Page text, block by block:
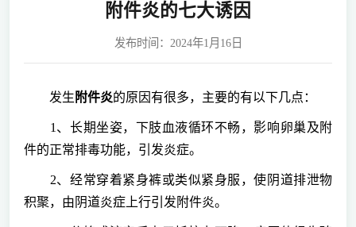
附件炎的七大诱因
发布时间：2024年1月16日
发生 附件炎的原因有很多，主要的有以下几点：
1、长期坐姿，下肢血液循环不畅，影响卵巢及附
件的正常排毒功能，引发炎症。
2、经常穿着紧身裤或类似紧身服，使阴道排泄物
积聚，由阴道炎症上行引发附件炎。